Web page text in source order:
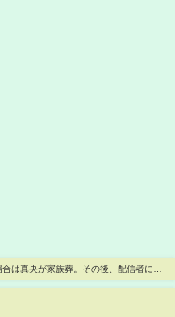
は真央が家族葬。その後、配信者に遺